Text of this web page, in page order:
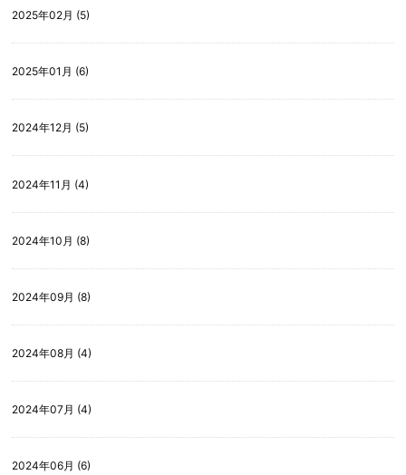
2025年02月 (5)
2025年01月 (6)
2024年12月 (5)
2024年11月 (4)
2024年10月 (8)
2024年09月 (8)
2024年08月 (4)
2024年07月 (4)
2024年06月 (6)